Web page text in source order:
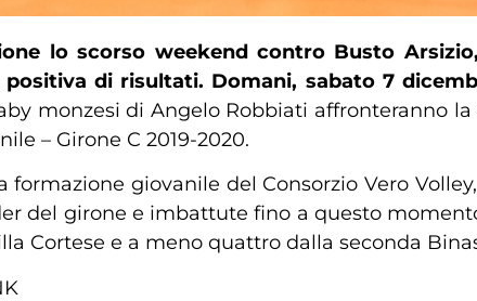
lo scorso weekend contro Busto
di risultati. Domani, sabato 7
monzesi di Angelo Robbiati affronteranno la
– Girone C 2019-2020.
giovanile del Consorzio Vero
del girone e imbattute fino a questo
Cortese e a meno quattro dalla seconda